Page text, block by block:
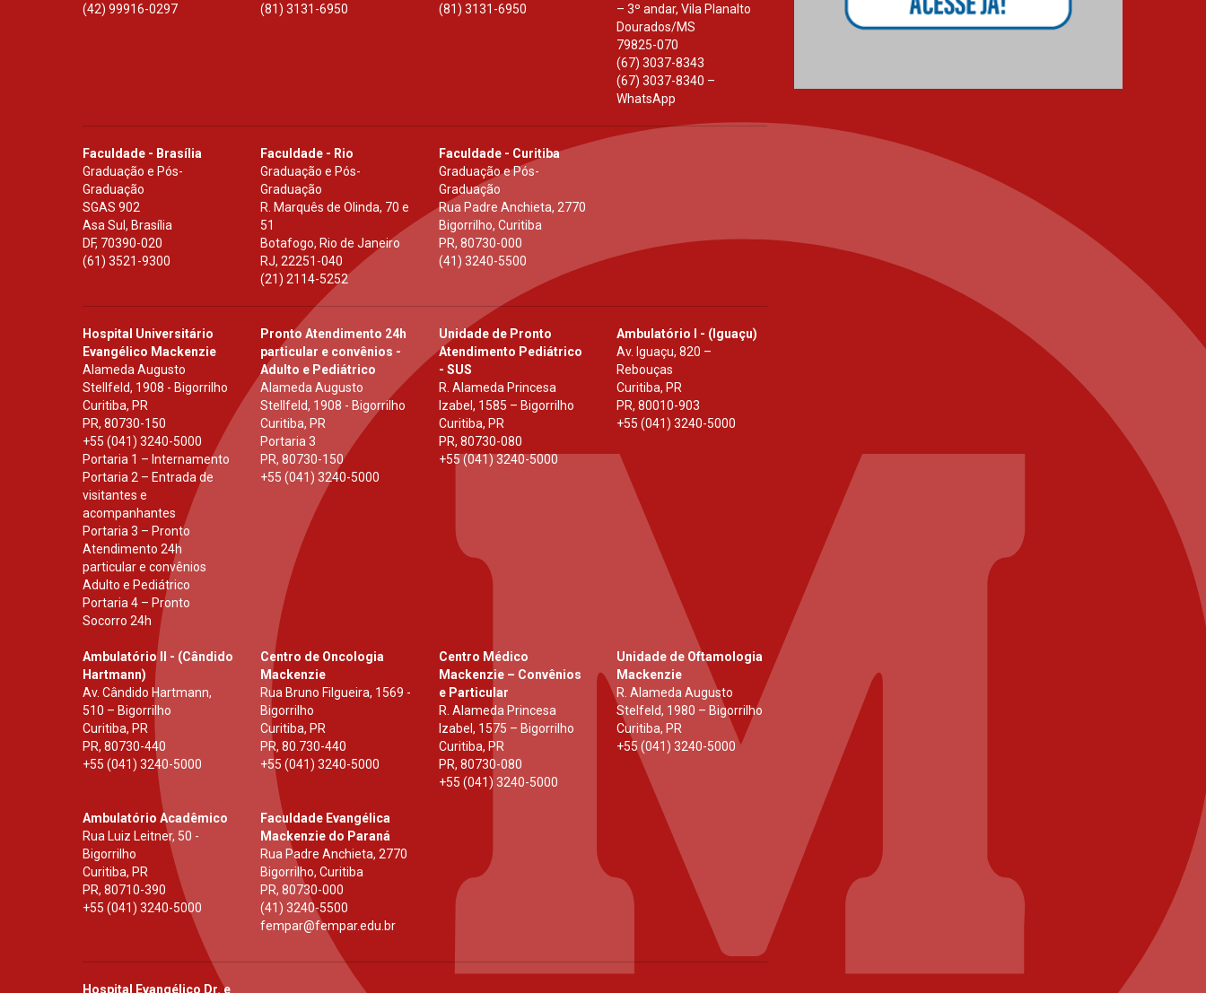
(42) 99916-0297
(81) 3131-6950
(81) 3131-6950
– 3º andar, Vila Planalto
Dourados/MS
79825-070
(67) 3037-8343
(67) 3037-8340 –
WhatsApp
Faculdade - Brasília
Graduação e Pós-
Graduação
SGAS 902
Asa Sul, Brasília
DF, 70390-020
(61) 3521-9300
Faculdade - Rio
Graduação e Pós-
Graduação
R. Marquês de Olinda, 70 e
51
Botafogo, Rio de Janeiro
RJ,22251-040
(21) 2114-5252
Faculdade - Curitiba
Graduação e Pós-
Graduação
Rua Padre Anchieta, 2770
Bigorrilho, Curitiba
PR, 80730-000
(41) 3240-5500
Hospital Universitário
Evangélico Mackenzie
Alameda Augusto
Stellfeld, 1908 - Bigorrilho
Curitiba, PR
PR, 80730-150
+55 (041) 3240-5000
Portaria 1 – Internamento
Portaria 2 – Entrada de
visitantes e
acompanhantes
Portaria 3 – Pronto
Atendimento 24h
particular e convênios
Adulto e Pediátrico
Portaria 4 – Pronto
Socorro 24h
Pronto Atendimento 24h
particular e convênios -
Adulto e Pediátrico
Alameda Augusto
Stellfeld, 1908 - Bigorrilho
Curitiba, PR
Portaria 3
PR,80730-150
+55 (041) 3240-5000
Unidade de Pronto
Atendimento Pediátrico
- SUS
R. Alameda Princesa
Izabel, 1585 – Bigorrilho
Curitiba, PR
PR, 80730-080
+55 (041) 3240-5000
Ambulatório I - (Iguaçu)
Av. Iguaçu, 820 –
Rebouças
Curitiba, PR
PR, 80010-903
+55 (041) 3240-5000
Ambulatório II - (Cândido
Hartmann)
Av. Cândido Hartmann,
510 – Bigorrilho
Curitiba, PR
PR, 80730-440
+55 (041) 3240-5000
Centro de Oncologia
Mackenzie
Rua Bruno Filgueira, 1569 -
Bigorrilho
Curitiba, PR
PR,80.730-440
+55 (041) 3240-5000
Centro Médico
Mackenzie – Convênios
e Particular
R. Alameda Princesa
Izabel, 1575 – Bigorrilho
Curitiba, PR
PR, 80730-080
+55 (041) 3240-5000
Unidade de Oftamologia
Mackenzie
R. Alameda Augusto
Stelfeld, 1980 – Bigorrilho
Curitiba, PR
+55 (041) 3240-5000
Ambulatório Acadêmico
Rua Luiz Leitner, 50 -
Bigorrilho
Curitiba, PR
PR, 80710-390
+55 (041) 3240-5000
Faculdade Evangélica
Mackenzie do Paraná
Rua Padre Anchieta, 2770
Bigorrilho, Curitiba
PR,80730-000
(41) 3240-5500
fempar@fempar.edu.br
Hospital Evangélico Dr. e